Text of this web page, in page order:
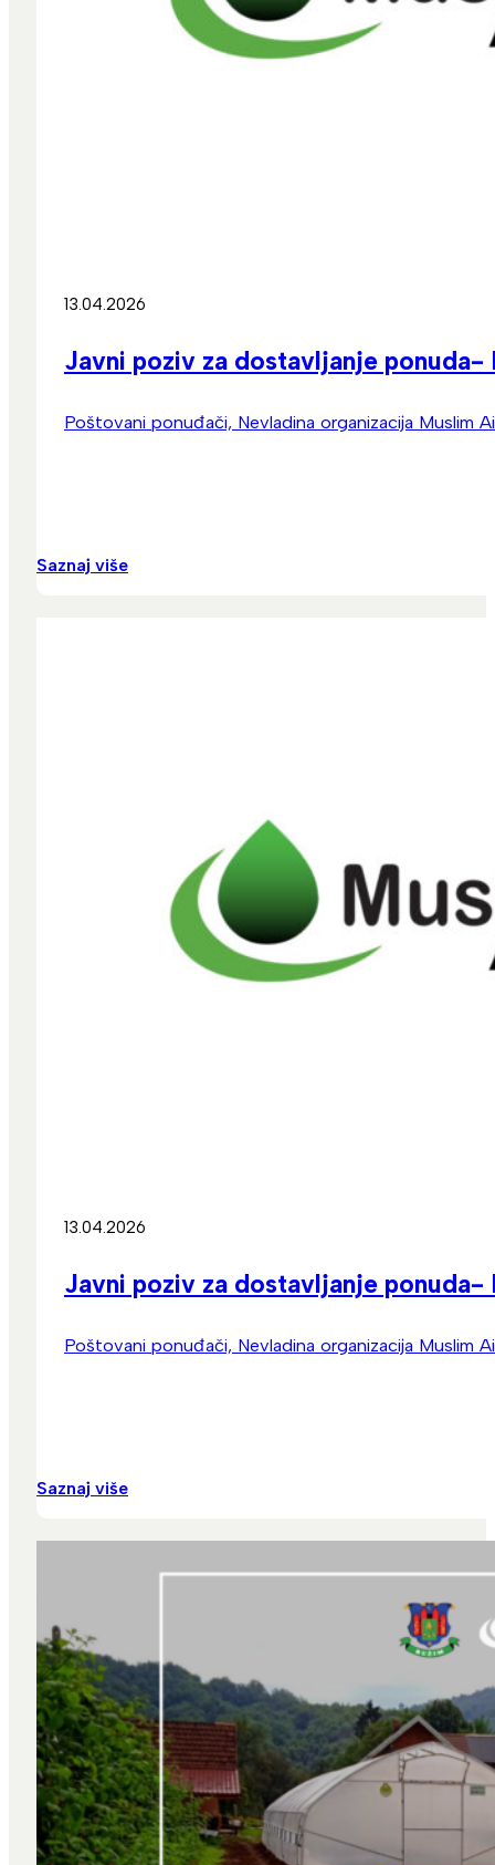
13.04.2026
Javni poziv za dostavljanje ponuda-
Poštovani ponuđači, Nevladina organizacija
Saznaj više
13.04.2026
Javni poziv za dostavljanje ponuda-
Poštovani ponuđači, Nevladina organizacija
Saznaj više